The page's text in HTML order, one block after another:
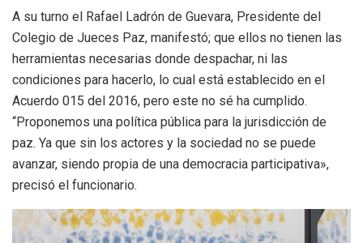
A su turno el Rafael Ladrón de Guevara, Presidente del
Colegio de Jueces Paz, manifestó; que ellos no tienen las
herramientas necesarias donde despachar, ni las
condiciones para hacerlo, lo cual está establecido en el
Acuerdo 015 del 2016, pero este no sé ha cumplido.
“Proponemos una política pública para la jurisdicción de
paz. Ya que sin los actores y la sociedad no se puede
avanzar, siendo propia de una democracia participativa»,
precisó el funcionario.